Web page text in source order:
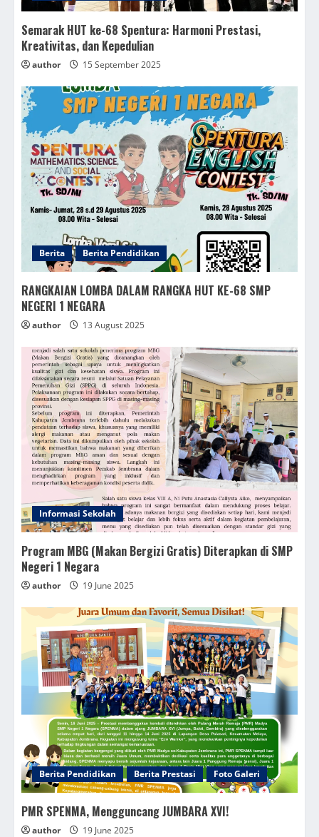
Semarak HUT ke-68 Spentura: Harmoni Prestasi,
Kreativitas, dan Kepedulian
author 15 September 2025
Berita Berita Pendidikan
RANGKAIAN LOMBA DALAM RANGKA HUT KE-68 SMP
NEGERI 1 NEGARA
author 13 August 2025
Informasi Sekolah
Program MBG (Makan Bergizi Gratis) Diterapkan di SMP
Negeri 1 Negara
author 19 June 2025
Berita Pendidikan Berita Prestasi Foto Galeri
PMR SPENMA, Mengguncang JUMBARA XVI!
author 19 June 2025